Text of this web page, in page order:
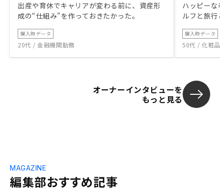
出産や育休でキャリアが変わる前に、資産形
成の“仕組み”を作っておきたかった。
購入時データ
20代 / 金融機関勤務
ハッピー
ルフと旅
購入時データ
50代 / 化粧
オーナーインタビューを
もっと見る
編集部おすすめ記事
MAGAZINE